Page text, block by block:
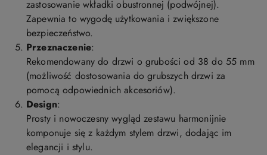
zastosowanie wkładki obustronnej (podwójnej).
Zapewnia to wygodę użytkowania i zwiększone
bezpieczeństwo.
Przeznaczenie:
Rekomendowany do drzwi o grubości od 38 do 55 mm
(możliwość dostosowania do grubszych drzwi za
pomocą odpowiednich akcesoriów).
Design:
Prosty i nowoczesny wygląd zestawu harmonijnie
komponuje się z każdym stylem drzwi, dodając im
elegancji i stylu.